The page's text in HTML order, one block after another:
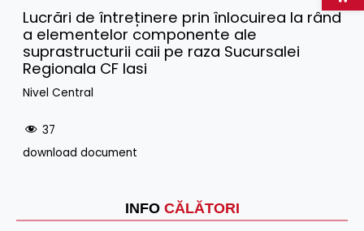
INFO CĂLĂTORI
Lucrări de întreținere prin înlocuirea la rând
a elementelor componente ale
suprastructurii caii pe raza Sucursalei
Regionala CF Iasi
Nivel Central
37
download document